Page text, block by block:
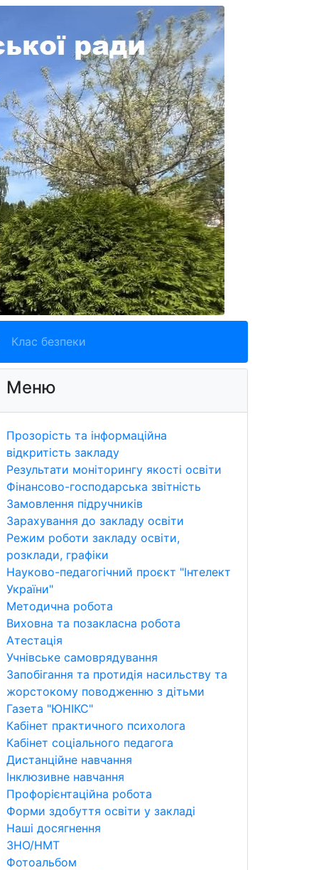
Клас безпеки
Меню
Прозорість та інформаційна
відкритість закладу
Результати моніторингу якості освіти
Фінансово-господарська звітність
Замовлення підручників
Зарахування до закладу освіти
Режим роботи закладу освіти,
розклади, графіки
Науково-педагогічний проєкт "Інтелект
України"
Методична робота
Виховна та позакласна робота
Атестація
Учнівське самоврядування
Запобігання та протидія насильству та
жорстокому поводженню з дітьми
Газета "ЮНІКС"
Кабінет практичного психолога
Кабінет соціального педагога
Дистанційне навчання
Інклюзивне навчання
Профорієнтаційна робота
Форми здобуття освіти у закладі
Наші досягнення
ЗНО/НМТ
Фотоальбом